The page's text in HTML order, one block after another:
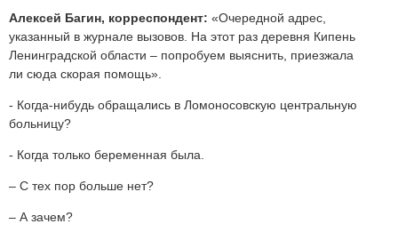
Алексей Багин, корреспондент: «Очередной адрес,
указанный в журнале вызовов. На этот раз деревня Кипень
Ленинградской области – попробуем выяснить, приезжала
ли сюда скорая помощь».
- Когда-нибудь обращались в Ломоносовскую центральную
больницу?
- Когда только беременная была.
– С тех пор больше нет?
– А зачем?